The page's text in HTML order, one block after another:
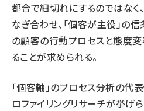
都合で細切れにするのではなく
なぎ合わせ、「個客が主役」の
の顧客の行動プロセスと態度
ることが求められる。
「個客軸」のプロセス分析の代
ロファイリングリサーチが挙げ